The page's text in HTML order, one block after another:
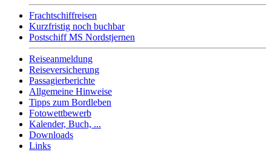
Frachtschiffreisen
Kurzfristig noch buchbar
Postschiff MS Nordstjernen
Reiseanmeldung
Reiseversicherung
Passagierberichte
Allgemeine Hinweise
Tipps zum Bordleben
Fotowettbewerb
Kalender, Buch, ...
Downloads
Links